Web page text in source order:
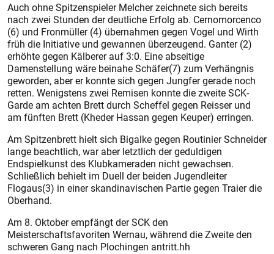
Auch ohne Spitzenspieler Melcher zeichnete sich bereits
nach zwei Stunden der deutliche Erfolg ab. Cernomorcenco
(6) und Fronmüller (4) übernahmen gegen Vogel und Wirth
früh die Initiative und gewannen überzeugend. Ganter (2)
erhöhte gegen Kälberer auf 3:0. Eine abseitige
Damenstellung wäre beinahe Schäfer(7) zum Verhängnis
geworden, aber er konnte sich gegen Jungfer gerade noch
retten. Wenigstens zwei Remisen konnte die zweite SCK-
Garde am achten Brett durch Scheffel gegen Reisser und
am fünften Brett (Kheder Hassan gegen Keuper) erringen.
Am Spitzenbrett hielt sich Bigalke gegen Routinier Schneider
lange beachtlich, war aber letztlich der geduldigen
Endspielkunst des Klubkameraden nicht gewachsen.
Schließlich behielt im Duell der beiden Jugendleiter
Flogaus(3) in einer skandinavischen Partie gegen Traier die
Oberhand.
Am 8. Oktober empfängt der SCK den
Meisterschaftsfavoriten Wernau, während die Zweite den
schweren Gang nach Plochingen antritt.hh